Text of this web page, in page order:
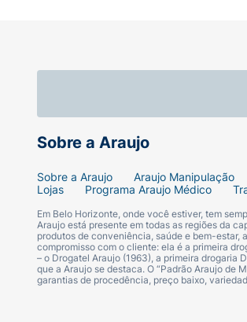
Sobre a Araujo
Sobre a Araujo Araujo Manipulação
Lojas
Programa Araujo Médico
Em Belo Horizonte, onde você estiver, tem
Araujo está presente em todas as regiões da
produtos de conveniência, saúde e bem-estar,
compromisso com o cliente: ela é a primeira
– o Drogatel Araujo (1963), a primeira drogaria
que a Araujo se destaca. O “Padrão Araujo de
garantias de procedência, preço baixo,